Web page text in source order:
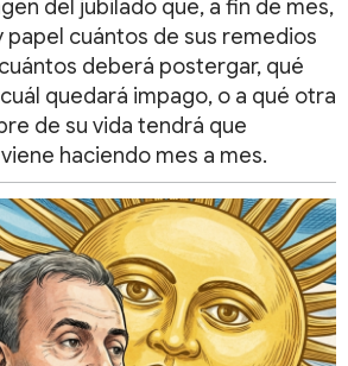
del jubilado que, a fin de mes,
papel cuántos de sus remedios
deberá postergar, qué
quedará impago, o a qué otra
de su vida tendrá que
haciendo mes a mes.